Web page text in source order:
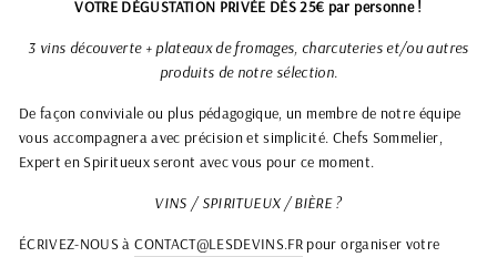
VOTRE DÉGUSTATION PRIVÉE DÈS 25€ par personne !
3 vins découverte + plateaux de fromages, charcuteries et/ou autres
produits de notre sélection.
De façon conviviale ou plus pédagogique, un membre de notre équipe
vous accompagnera avec précision et simplicité. Chefs Sommelier,
Expert en Spiritueux seront avec vous pour ce moment.
VINS / SPIRITUEUX / BIÈRE ?
ÉCRIVEZ-NOUS àCONTACT@LESDEVINS.FR pour organiser votre